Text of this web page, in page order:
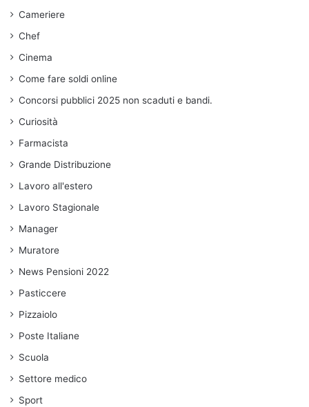
Cameriere
Chef
Cinema
Come fare soldi online
Concorsi pubblici 2025 non scaduti e bandi.
Curiosità
Farmacista
Grande Distribuzione
Lavoro all'estero
Lavoro Stagionale
Manager
Muratore
News Pensioni 2022
Pasticcere
Pizzaiolo
Poste Italiane
Scuola
Settore medico
Sport